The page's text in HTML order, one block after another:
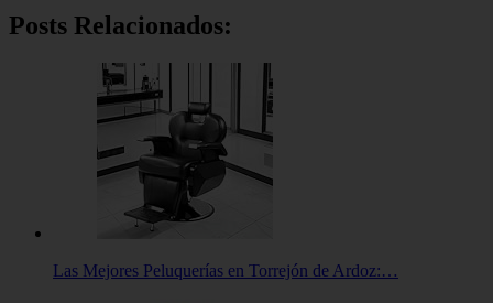
Posts Relacionados:
Las Mejores Peluquerías en Torrejón de Ardoz:…